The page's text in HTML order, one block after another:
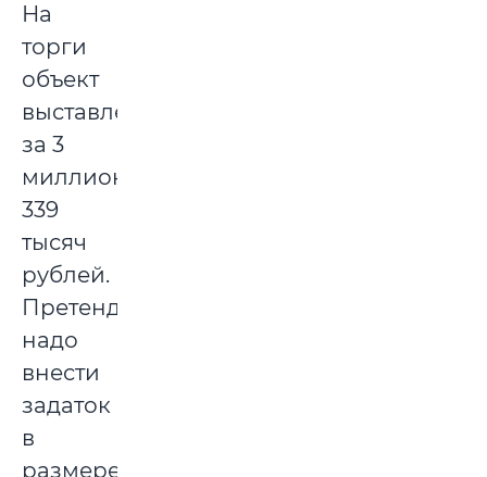
На
торги
объект
выставлен
за 3
миллиона
339
тысяч
рублей.
Претендентам
надо
внести
задаток
в
размере